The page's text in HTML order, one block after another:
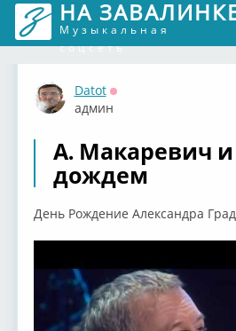
НА
Музыкальная
соцсеть
Datot
Оффлайн
админ
А. Макаревич и
дождем
День Рождение Александра